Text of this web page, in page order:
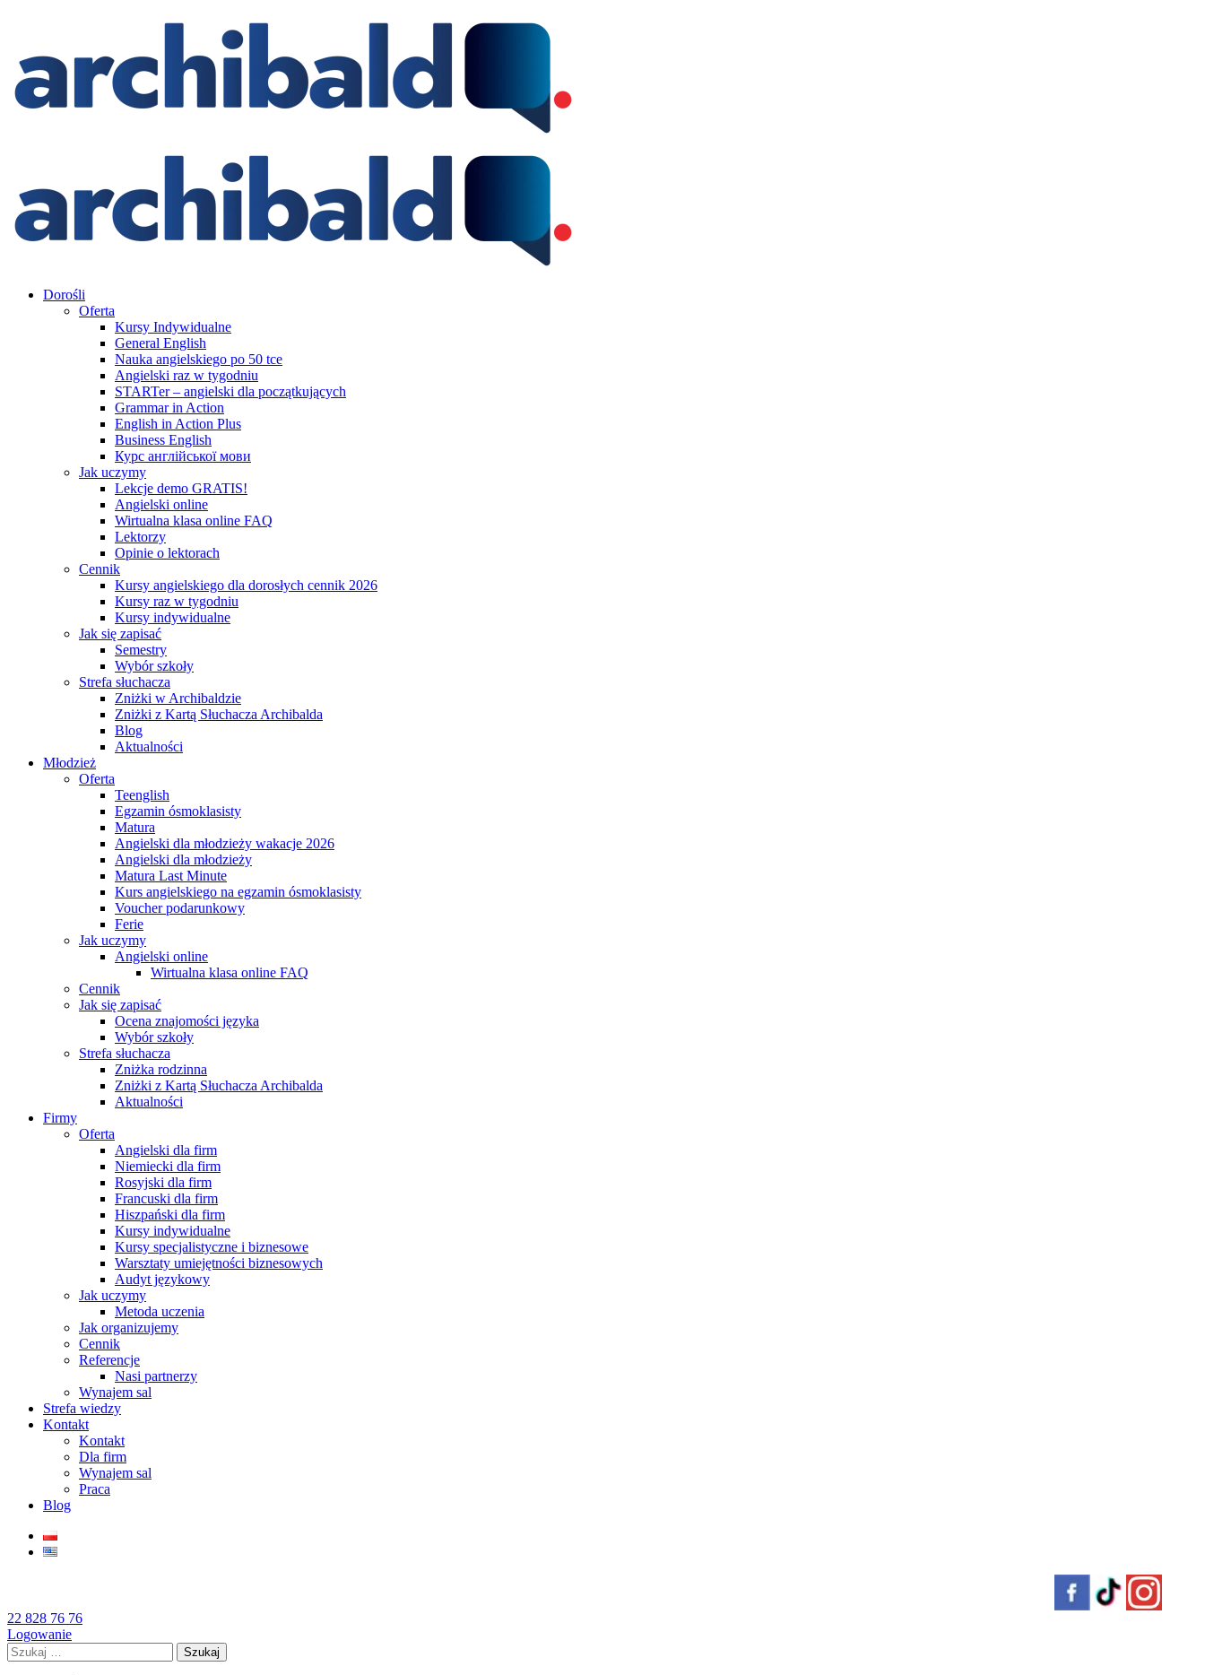
Dorośli
Oferta
Kursy Indywidualne
General English
Nauka angielskiego po 50 tce
Angielski raz w tygodniu
STARTer – angielski dla początkujących
Grammar in Action
English in Action Plus
Business English
Курс англійської мови
Jak uczymy
Lekcje demo GRATIS!
Angielski online
Wirtualna klasa online FAQ
Lektorzy
Opinie o lektorach
Cennik
Kursy angielskiego dla dorosłych cennik 2026
Kursy raz w tygodniu
Kursy indywidualne
Jak się zapisać
Semestry
Wybór szkoły
Strefa słuchacza
Zniżki w Archibaldzie
Zniżki z Kartą Słuchacza Archibalda
Blog
Aktualności
Młodzież
Oferta
Teenglish
Egzamin ósmoklasisty
Matura
Angielski dla młodzieży wakacje 2026
Angielski dla młodzieży
Matura Last Minute
Kurs angielskiego na egzamin ósmoklasisty
Voucher podarunkowy
Ferie
Jak uczymy
Angielski online
Wirtualna klasa online FAQ
Cennik
Jak się zapisać
Ocena znajomości języka
Wybór szkoły
Strefa słuchacza
Zniżka rodzinna
Zniżki z Kartą Słuchacza Archibalda
Aktualności
Firmy
Oferta
Angielski dla firm
Niemiecki dla firm
Rosyjski dla firm
Francuski dla firm
Hiszpański dla firm
Kursy indywidualne
Kursy specjalistyczne i biznesowe
Warsztaty umiejętności biznesowych
Audyt językowy
Jak uczymy
Metoda uczenia
Jak organizujemy
Cennik
Referencje
Nasi partnerzy
Wynajem sal
Strefa wiedzy
Kontakt
Kontakt
Dla firm
Wynajem sal
Praca
Blog
22 828 76 76
Logowanie
Szukaj: